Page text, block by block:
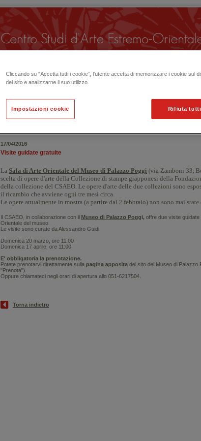
INIZIATIVE ORGANIZZATE IN PASSATO
17/04/2016
Visite guidate gratuite
La Sala di Arte Orientale del Museo di Palazzo Poggi (via Zamboni 33,
scelta di opere d'arte della Collezione di stampe giapponesi della
della collezione del CSAEO. Le opere d'arte delle due collezioni sono
il ricambio che avviene ogni tre mesi circa.
Le opere attualmente in mostra (a partire dal 2 febbraio) non sono mai state
Il CSAEO, in collaborazione con il Museo di Palazzo Poggi, offre due visite guidate
Orientale del museo.
Le visite sono curate da Alessandro Guidi
Domenica 20 marzo, ore 11:00
Domenica 17 aprile, ore 11:00
E' obbligatoria la prenotazione.
Potete prenotarvi direttamente sulla pagina apposita del sito del Museo di Palazzo
"Prenota").
Oppure chiamateci negli orari di apertura allo 051-6217504.
Torna indietro
Cliccando su “Accetta tutti i cookie”, l'utente accetta di memorizzare i cookie sul
del sito e analizzarne il suo utilizzo.
Rifiuta tutti
Impostazioni cookie